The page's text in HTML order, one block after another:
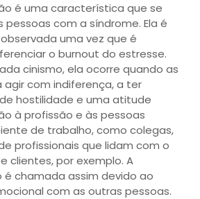
é uma característica que se
com a síndrome. Ela é
uma vez que é
o burnout do estresse.
cinismo, ela ocorre quando as
agir com indiferença, a ter
hostilidade e uma atitude
à profissão e às pessoas
de trabalho, como colegas,
profissionais que lidam com o
clientes, por exemplo. A
é chamada assim devido ao
com as outras pessoas.